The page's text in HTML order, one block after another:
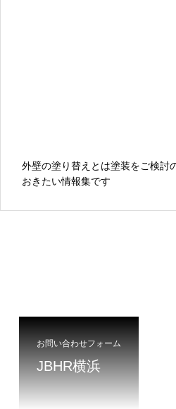
外壁の塗り替えとは塗装をご検討
おきたい情報集です
お問い合わせフォーム
JBHR横浜